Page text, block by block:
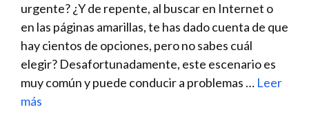
urgente? ¿Y de repente, al buscar en Internet o
en las páginas amarillas, te has dado cuenta de que
hay cientos de opciones, pero no sabes cuál
elegir? Desafortunadamente, este escenario es
muy común y puede conducir a problemas … Leer
más